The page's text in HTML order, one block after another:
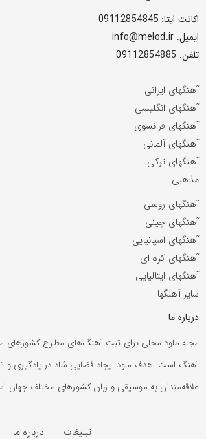
اکانت ایتا: 09112854845
ایمیل: info@melod.ir
تلفن: 09112854885
آهنگهای ایرانی
آهنگهای انگلیسی
آهنگهای فرانسوی
آهنگهای آلمانی
آهنگهای ترکی
مذهبی
آهنگهای روسی
آهنگهای چینی
آهنگهای اسپانیایی
آهنگهای کره ای
آهنگهای ایتالیایی
سایر آهنگها
درباره ما
مجله ملود محلی برای ثبت آهنگ‌های مطرح کشورهای
آهنگ است. هدف ملود ایجاد فضایی شاد در یادگیری و
علاقه‌مندان به موسیقی و زبان کشورهای مختلف جهان
تبلیغات درباره ما